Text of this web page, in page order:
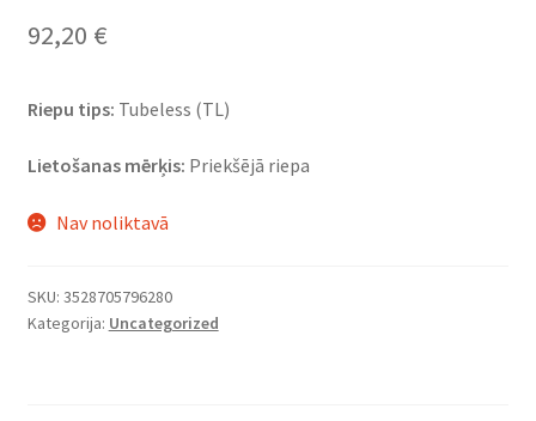
92,20 €
Riepu tips: Tubeless (TL)
Lietošanas mērķis: Priekšējā riepa
Nav noliktavā
SKU: 3528705796280
Kategorija: Uncategorized